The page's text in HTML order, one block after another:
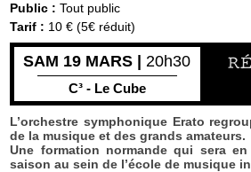
Public :Tout public
Tarif : 10 € (5€ réduit)
SAM 19 MARS |20h30
C³ - Le Cube
L’orchestre symphonique Erato
de la musique et des grands amateurs.
Une formation normande qui sera
saison au sein de l’école de musique